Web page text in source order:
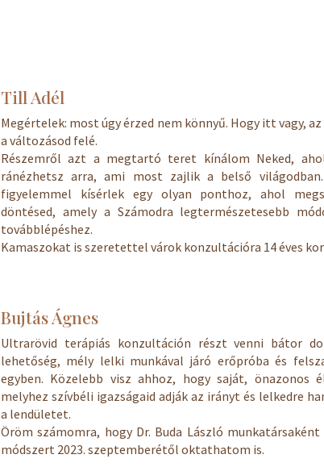
Till Adél
Megértelek: most úgy érzed nem könnyű. Hogy itt vagy,
a változásod felé.
Részemről azt a megtartó teret kínálom Neked,
ránézhetsz arra, ami most zajlik a belső
figyelemmel kísérlek egy olyan ponthoz, ahol
döntésed, amely a Számodra legtermészetesebb
továbblépéshez.
Kamaszokat is szeretettel várok konzultációra 14 éves
Bujtás Ágnes
Ultrarövid terápiás konzultáción részt venni bátor
lehetőség, mély lelki munkával járó erőpróba és
egyben. Közelebb visz ahhoz, hogy saját, önazonos
melyhez szívbéli igazságaid adják az irányt és lelkedre
a lendületet.
Öröm számomra, hogy Dr. Buda László
módszert 2023. szeptemberétől oktathatom is.